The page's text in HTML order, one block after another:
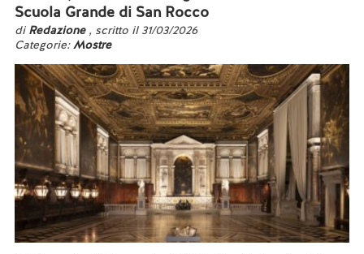
Scuola Grande di San Rocco
di Redazione , scritto il 31/03/2026
Categorie:Mostre